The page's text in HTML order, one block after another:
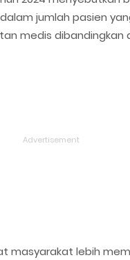
jumlah pasien
medis dibandingkan
masyarakat lebih